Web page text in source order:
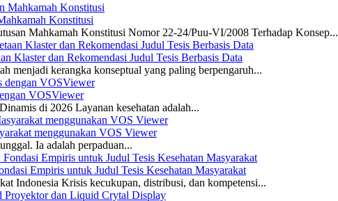
Konstitusi
Mahkamah Konstitusi Nomor 22-24/Puu-VI/2008 Terhadap Konsep...
Klaster dan Rekomendasi Judul Tesis Berbasis Data
menjadi kerangka konseptual yang paling berpengaruh...
VOSViewer
di 2026 Layanan kesehatan adalah...
menggunakan VOS Viewer
Ia adalah perpaduan...
Empiris untuk Judul Tesis Kesehatan Masyarakat
Indonesia Krisis kecukupan, distribusi, dan kompetensi...